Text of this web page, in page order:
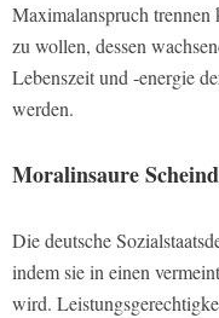
Maximalanspruch trennen
zu wollen, dessen
Lebenszeit und -energie
werden.
Moralinsaure
Die deutsche
indem sie in einen
wird.